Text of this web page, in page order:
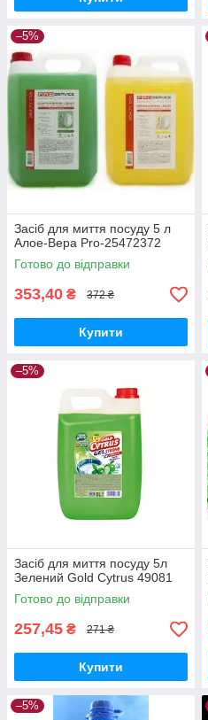
–5%
Засіб для миття посуду 5 л
Алое-Вера Pro-25472372
Готово до відправки
353,40 ₴ 372 ₴
Купити
–5%
Засіб для миття посуду 5л
Зелений Gold Cytrus 49081
Готово до відправки
257,45 ₴ 271 ₴
Купити
–5%